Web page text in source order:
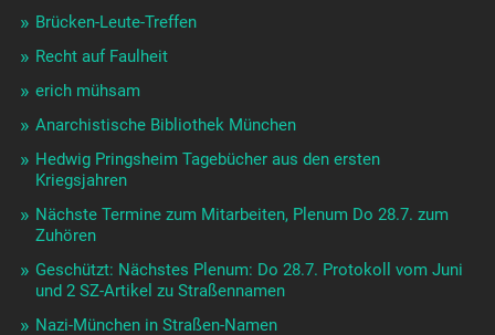
Brücken-Leute-Treffen
Recht auf Faulheit
erich mühsam
Anarchistische Bibliothek München
Hedwig Pringsheim Tagebücher aus den ersten
Kriegsjahren
Nächste Termine zum Mitarbeiten, Plenum Do 28.7. zum
Zuhören
Geschützt: Nächstes Plenum: Do 28.7. Protokoll vom Juni
und 2 SZ-Artikel zu Straßennamen
Nazi-München in Straßen-Namen